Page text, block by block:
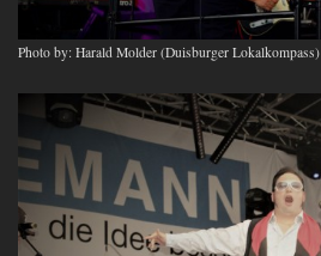
Photo by: Harald Molder (Duisburger Lokalkompass)